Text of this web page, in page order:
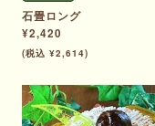
石畳ロング
¥2,420
(税込 ¥2,614)